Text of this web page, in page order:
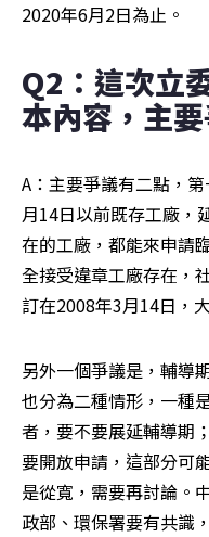
2020年6月2日為止。
Q2：這次立
本內容，主
A：主要爭議有二點，
月14日以前既存工廠，
在的工廠，都能來申請
全接受違章工廠存在，
訂在2008年3月14日，
另外一個爭議是，輔導
也分為二種情形，一種
者，要不要展延輔導期
要開放申請，這部分可
是從寬，需要再討論。
政部、環保署要有共識